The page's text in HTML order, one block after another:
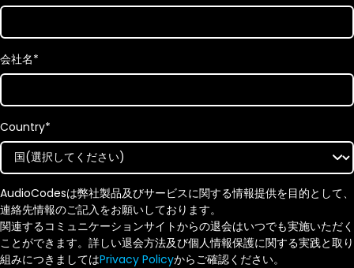
会社名*
Country*
AudioCodesは弊社製品及びサービスに関する情報提供を目的として、
連絡先情報のご記入をお願いしております。
関連するコミュニケーションサイトからの退会はいつでも実施いただく
ことができます。詳しい退会方法及び個人情報保護に関する実践と取り
組みにつきましてはPrivacy Policyからご確認ください。